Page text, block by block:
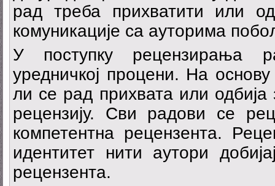
рад треба прихватити или
комуникације са ауторима
У поступку рецензирања
уредничкој процени. На
ли се рад прихвата или
рецензију. Сви радови се
компетентна рецензента.
идентитет нити аутори
рецензента.